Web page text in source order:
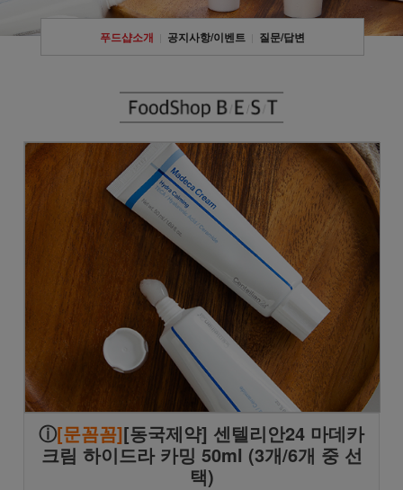
푸드샵소개 공지사항/이벤트 질문/답변
ⓘ[문꼼꼼][동국제약] 센텔리안24 마데카
크림 하이드라 카밍 50ml (3개/6개 중 선
택)